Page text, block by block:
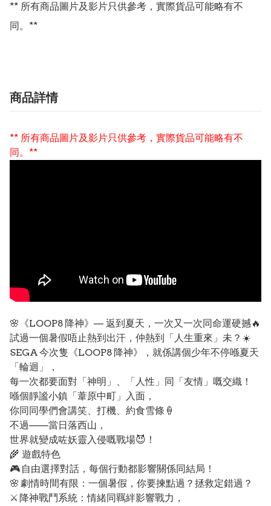
** 所有商品圖片及影片只供參考，實際貨品可能略有不
同。**
商品詳情
** 所有商品圖片及影片只供參考，實際貨品可能略有不
同。**
🌸《LOOP8 降神》— 返到夏天，一次又一次同命運硬撼🔥
試過一個暑假唔止熱到出汗，仲熱到「人生重來」未？☀️
SEGA 今次隻《LOOP8 降神》，就係講個少年不停喺夏天
「輪迴」，
每一次都要面對「神明」、「人性」同「友情」嘅交織！
喺個靜謐小鎮「葦原中町」入面，
你同同學們會講笑、打機、約食雪條🍦
不過——當日落西山，
世界就變成咗妖靈入侵嘅戰場😈！
🌾 遊戲特色
🎮 自由選擇對話，每個行動都影響關係同結局！
🌸 劇情時間有限：一個暑假，你要揀點過？拯救定錯過？
⚔️ 降神戰鬥系統：情緒同羈絆影響戰力，